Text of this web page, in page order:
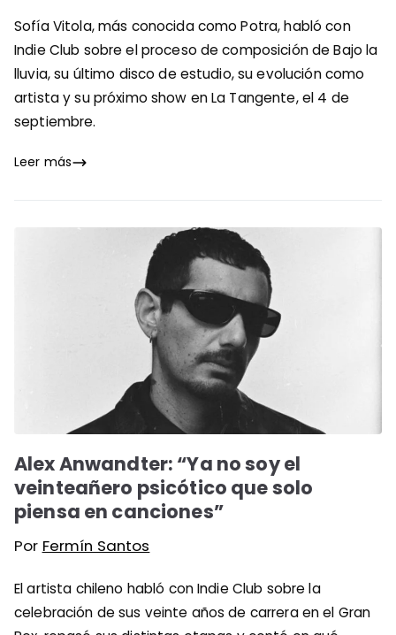
Sofía Vitola, más conocida como Potra, habló con
Indie Club sobre el proceso de composición de Bajo la
lluvia, su último disco de estudio, su evolución como
artista y su próximo show en La Tangente, el 4 de
septiembre.
Leer más
Alex Anwandter: “Ya no soy el
veinteañero psicótico que solo
piensa en canciones”
Por Fermín Santos
El artista chileno habló con Indie Club sobre la
celebración de sus veinte años de carrera en el Gran